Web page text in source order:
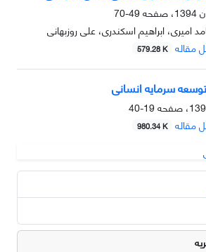
49-70
امیری، ابراهیم اسکندری، علی روزبهانی
مقاله 579.28 K
سرمایه انسانی
19-40
مقاله 980.34 K